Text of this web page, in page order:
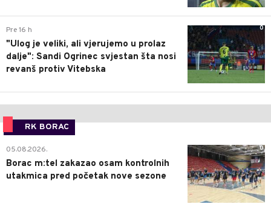
0
Pre 16 h
"Ulog je veliki, ali vjerujemo u prolaz
dalje": Sandi Ogrinec svjestan šta nosi
revanš protiv Vitebska
RK BORAC
0
05.08.2026.
Borac m:tel zakazao osam kontrolnih
utakmica pred početak nove sezone